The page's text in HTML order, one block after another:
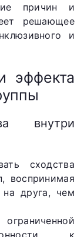
причин и
решающее
и
эффекта
внутри
сходства
воспринимая
друга, чем
к